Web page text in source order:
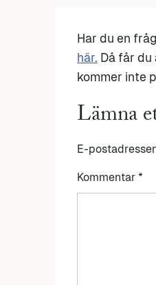
Har du en
här. Då får
kommer inte
Lämna
E-
Kommentar *